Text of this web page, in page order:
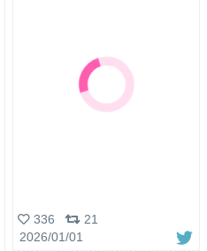
336
21
2026/01/01